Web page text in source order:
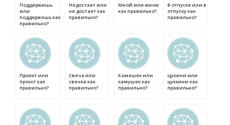
Поддержишь
или
поддержешь как
правильно?
Недостает или
не достает как
правильно?
Мной или мною
как правильно?
В отпуске или в
отпуску как
правильно?
Проект или
проэкт как
правильно?
Свеча или
свечка как
правильно?
Камешек или
камушек как
правильно?
Цукини или
цуккини как
правильно?